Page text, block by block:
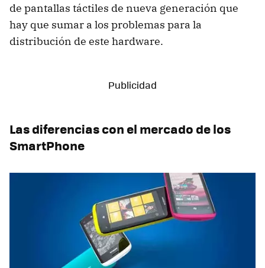
de pantallas táctiles de nueva generación que
hay que sumar a los problemas para la
distribución de este hardware.
Las diferencias con el mercado de los
SmartPhone